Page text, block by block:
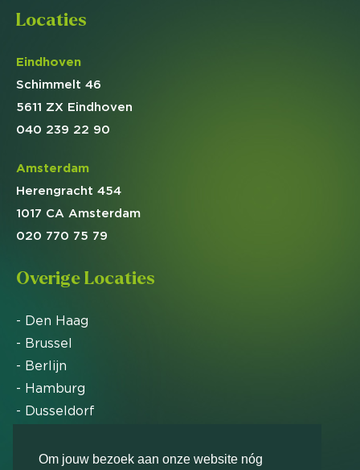
Om jouw bezoek aan onze website nóg
Locaties
Eindhoven
Schimmelt 46
5611 ZX Eindhoven
040 239 22 90
Amsterdam
Herengracht 454
1017 CA Amsterdam
020 770 75 79
Overige Locaties
- Den Haag
- Brussel
- Berlijn
- Hamburg
- Dusseldorf